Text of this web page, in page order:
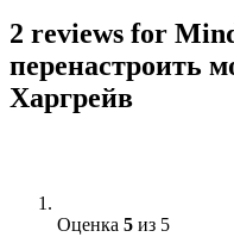
2 reviews for
перенастроить
Харгрейв
Оценка 5 из 5